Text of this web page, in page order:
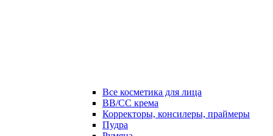
Все косметика для лица
ВВ/СС крема
Корректоры, консилеры, праймеры
Пудра